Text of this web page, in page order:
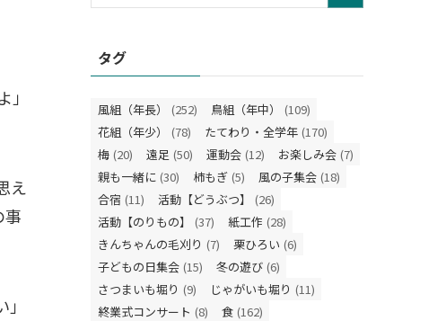
え
事
タグ
風組（年長） (252) 鳥組（年中）
(109)
花組（年少）
(78) たてわり・全学年 (170)
梅 (20) 遠足 (50) 運動会 (12) お楽しみ会 (7)
親も一緒に (30) 柿もぎ (5) 風の子集会 (18)
合宿 (11) 活動【どうぶつ】
(26)
活動【のりもの】
(37) 紙工作 (28)
きんちゃんの毛刈り (7) 栗ひろい (6)
子どもの日集会 (15) 冬の遊び (6)
さつまいも堀り (9) じゃがいも堀り (11)
終業式コンサート (8) 食 (162)